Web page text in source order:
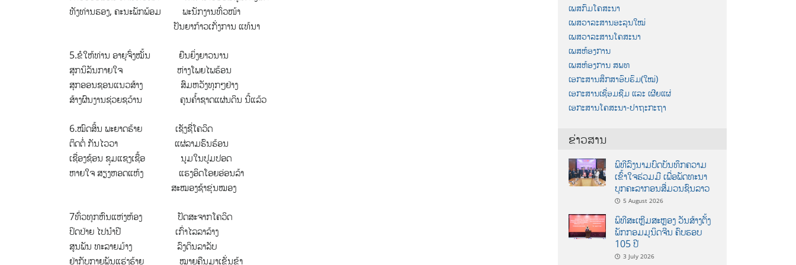
ທັງທ່ານຮອງ, ຄະນະພັກພ້ອມ ພະນັກງານທົ່ວໜ້າ
ປັນຍາກ້າວເກັ່ງການ ແທ້ນາ
5.ຂໍໃຫ້ທ່ານ ອາຍຸຈົ່ງໝັ້ນ ຍືນຍິ່ງຍາວນານ
ສຸກນິລັນກາຍໃຈ ຫ່າງໂພຍໄພຮ້ອນ
ສຸກອອນຊອນແນວສ້າງ ສົມຫວັງທຸກໆຢ່າງ
ສ້າງຜົນງານຊ່ວຍຊວ້ານ ຄູນຄໍ້າຊາດແຜ່ນດິນ ນີ້ແລ້ວ
6.ໝົດສິ້ນ ພະຍາດຮ້າຍ ເຊັງຊື່ໂຄວິດ
ຕິດຕໍ່ ກັນໄວວາ ແຜ່ລາມຮົນຮ້ອນ
ເຊື່ອງຊ້ອນ ຊຸມແຊງເຊື້ອ ນູມໃນປູມປອດ
ຫາຍໃຈ ສຽງຫອດແຫ້ງ ແຮງອິດໂອຍອ່ອນລ້າ
ສະໝອງຊ້າຂຸ່ນໝອງ
7ທົ່ວທຸກຫົນແຫ່ງຫ້ອງ ປັດສະຈາກໂຄວິດ
ປິດປ່າຍ ໄປນຳປີ ເກົ່າໄລລາລ້າງ
ສູນພັນ ທະລາຍມ້າງ ລົງດິນລາລັບ
ຢ່າກັບກາຍພັນແຮ່ງຮ້າຍ ໝາຍຄືນມາເຂັ່ນຂ້າ
ເພສກົມໂຄສະນາ
ເພສວາລະສານອະລຸນໃໝ່
ເພສວາລະສານໂຄສະນາ
ເພສຫ້ອງການ
ເພສຫ້ອງການ ສພທ
ເອກະສານສຶກສາອົບຮົມ(ໃໝ່)
ເອກະສານເຊື່ອມຊືມ ແລະ ເຜີຍແຜ່
ເອກະສານໂຄສະນາ-ປາຖະກະຖາ
ຂ່າວສານ
ພິທີລົງນາມບົດບັນທຶກຄວາມ
ເຂົ້າໃຈຮ່ວມມື ເພື່ອພັດທະນາ
ບຸກຄະລາກອນສື່ມວນຊົນລາວ
5 August 2026
ພິທີສະເຫຼີມສະຫຼອງ ວັນສ້າງຕັ້ງ
ພັກກອມມູນິດຈີນ ຄົບຮອບ
105 ປີ
3 July 2026